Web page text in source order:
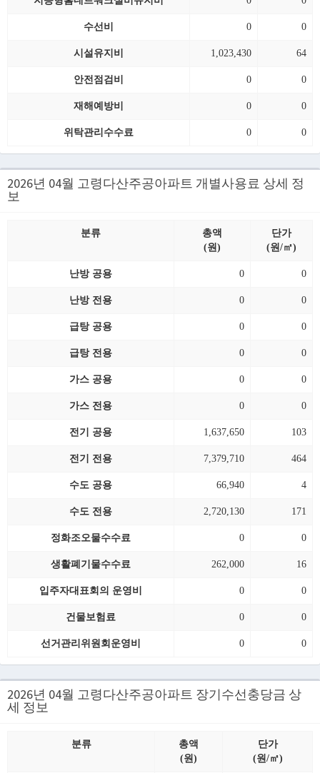
수선비 0 0
시설유지비 1,023,430 64
안전점검비 0 0
재해예방비 0 0
위탁관리수수료 0 0
2026년 04월 고령다산주공아파트 개별사용료 상세 정
보
분류
총액
(원)
단가
(원/㎡)
난방 공용 0 0
난방 전용 0 0
급탕 공용 0 0
급탕 전용 0 0
가스 공용 0 0
가스 전용 0 0
전기 공용 1,637,650 103
전기 전용 7,379,710 464
수도 공용 66,940 4
수도 전용 2,720,130 171
정화조오물수수료 0 0
생활폐기물수수료 262,000 16
입주자대표회의 운영비 0 0
건물보험료 0 0
선거관리위원회운영비 0 0
2026년 04월 고령다산주공아파트 장기수선충당금 상
세 정보
분류
총액
(원)
단가
(원/㎡)